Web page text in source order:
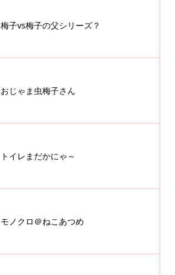
梅子vs梅子の父シリーズ？
おじゃま虫梅子さん
トイレまだかにゃ～
モノクロ＠ねこあつめ